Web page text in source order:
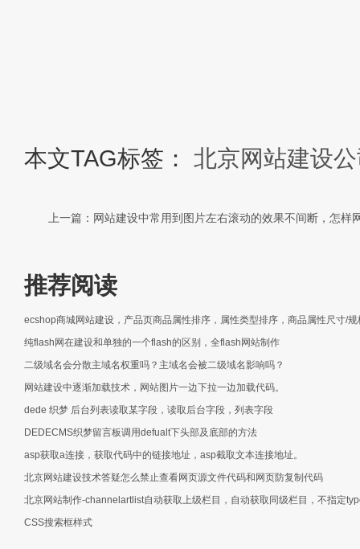
本文TAG标签： 北京网站建设
上一篇：网站建设中常用到图片左右滚动的效果不间断，怎
推荐阅读
ecshop商城网站建设，产品页商品属性排序，属性类型排序，商品属性尺寸/
纯flash网在建设和单独的一个flash的区别，全flash网站制作
二级域名会分散主域名权重吗？主域名会被二级域名影响吗？
网站建设中逐渐加载技术，网站图片一边下拉一边加载代码。
dede 织梦 后台列表读取某字段，读取后台字段，列表字段
DEDECMS织梦留言板调用defualt下头部及底部的方法
asp获取a连接，获取代码中的链接地址，asp截取文本连接地址。
北京网站建设技术答疑怎么禁止查看网页源文件代码和网页防复制代码
北京网站制作-channelartlist自动获取上级栏目，自动获取同级栏目，不指定
CSS搜索框样式